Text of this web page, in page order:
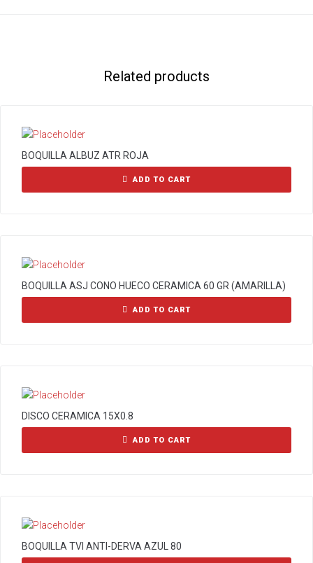
Related products
BOQUILLA ALBUZ ATR ROJA
ADD TO CART
BOQUILLA ASJ CONO HUECO CERAMICA 60 GR (AMARILLA)
ADD TO CART
DISCO CERAMICA 15X0.8
ADD TO CART
BOQUILLA TVI ANTI-DERVA AZUL 80